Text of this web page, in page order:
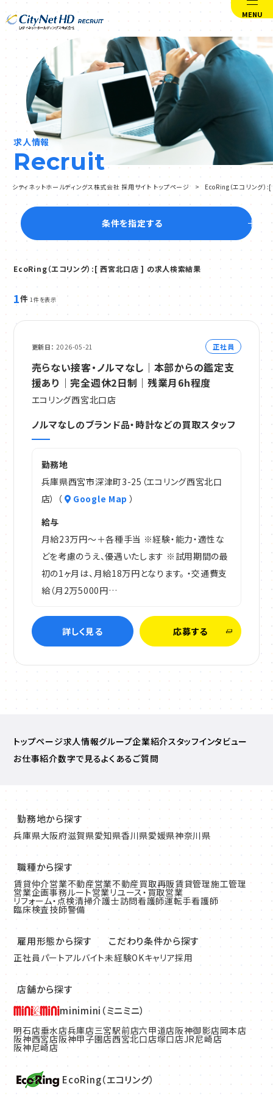
MENU
求人情報
Recruit
シティネットホールディングス株式会社 採用サイト トップページ EcoRing（エコリング
条件を指定する
EcoRing（エコリング）:[ 西宮北口店 ] の求人検索結果
1件 1件を表示
更新日 2026-05-21 正社員
売らない接客・ノルマなし｜本部からの鑑定支
援あり｜完全週休2日制｜残業月6h程度
エコリング西宮北口店
ノルマなしのブランド品・時計などの買取スタッフ
勤務地
兵庫県西宮市深津町3-25（エコリング西宮北口
店） （
Google Map ）
給与
月給23万円～＋各種手当 ※経験・能力・適性な
どを考慮のうえ、優遇いたします ※試用期間の最
初の1ヶ月は、月給18万円となります。 ・交通費支
給（月2万5000円…
詳しく見る 応募する
トップページ求人情報グループ企業紹介スタッフインタビュー
お仕事紹介数字で見るよくあるご質問
勤務地から探す
兵庫県大阪府滋賀県愛知県香川県愛媛県神奈川県
職種から探す
賃貸仲介営業不動産営業不動産買取再販賃貸管理施工管理
営業企画事務ルート営業リユース・買取営業
リフォーム・点検清掃介護士訪問看護師運転手看護師
臨床検査技師警備
雇用形態から探す
正社員 パートアルバイト
こだわり条件から探す
未経験OKキャリア採用
店舗から探す
minimini（ミニミニ）
明石店垂水店兵庫店三宮駅前店六甲道店阪神御影店岡本店
阪神西宮店阪神甲子園店西宮北口店塚口店JR尼崎店
阪神尼崎店
EcoRing（エコリング）